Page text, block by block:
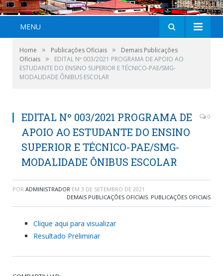
MENU
Home » Publicações Oficiais »
Demais Publicações
Oficiais »
EDITAL Nº 003/2021 PROGRAMA DE APOIO AO
ESTUDANTE DO ENSINO SUPERIOR E TÉCNICO-PAE/SMG-
MODALIDADE ÔNIBUS ESCOLAR
EDITAL Nº 003/2021 PROGRAMA DE
APOIO AO ESTUDANTE DO ENSINO
SUPERIOR E TÉCNICO-PAE/SMG-
MODALIDADE ÔNIBUS ESCOLAR
0
POR ADMINISTRADOR EM 3 DE SETEMBRO DE 2021
DEMAIS PUBLICAÇÕES OFICIAIS, PUBLICAÇÕES OFICIAIS
Clique aqui para visualizar
Resultado Preliminar